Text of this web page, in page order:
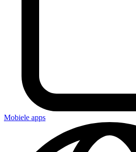
Mobiele apps